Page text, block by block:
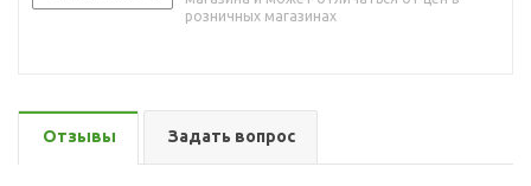
розничных магазинах
Отзывы Задать вопрос